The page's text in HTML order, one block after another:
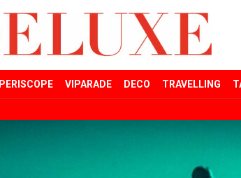
PERISCOPE VIPARADE DECO TRAVELLING